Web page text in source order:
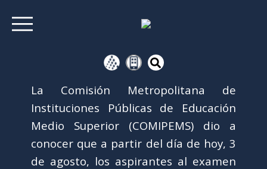
La Comisión Metropolitana de
Instituciones Públicas de Educación
Medio Superior (COMIPEMS) dio a
conocer que a partir del día de hoy, 3
de agosto, los aspirantes al examen